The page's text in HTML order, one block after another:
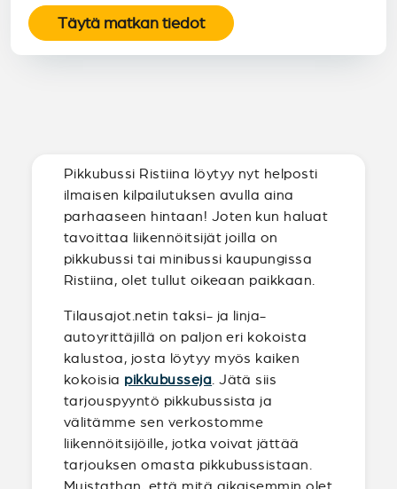
Täytä matkan tiedot
Pikkubussi Ristiina löytyy nyt helposti
ilmaisen kilpailutuksen avulla aina
parhaaseen hintaan! Joten kun haluat
tavoittaa liikennöitsijät joilla on
pikkubussi tai minibussi kaupungissa
Ristiina, olet tullut oikeaan paikkaan.
Tilausajot.netin taksi- ja linja-
autoyrittäjillä on paljon eri kokoista
kalustoa, josta löytyy myös kaiken
kokoisia pikkubusseja . Jätä siis
tarjouspyyntö pikkubussista ja
välitämme sen verkostomme
liikennöitsijöille, jotka voivat jättää
tarjouksen omasta pikkubussistaan.
Muistathan, että mitä aikaisemmin olet